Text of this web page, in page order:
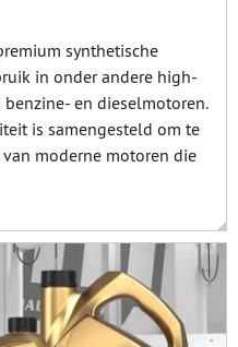
synthetische
in onder andere high-
benzine- en dieselmotoren.
is samengesteld om te
moderne motoren die